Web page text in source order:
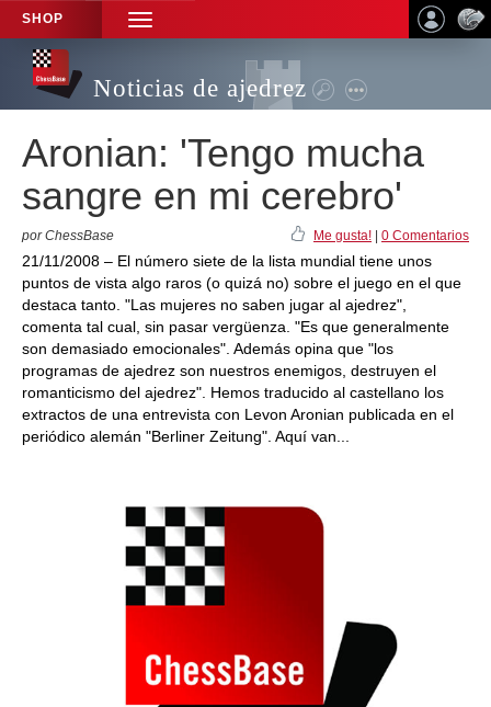
SHOP
TOGGLE
NAVIGATION
Noticias de ajedrez
Aronian: 'Tengo mucha
sangre en mi cerebro'
por ChessBase Me gusta! 0 Comentarios
21/11/2008 – El número siete de la lista mundial tiene unos
puntos de vista algo raros (o quizá no) sobre el juego en el que
destaca tanto. "Las mujeres no saben jugar al ajedrez",
comenta tal cual, sin pasar vergüenza. "Es que generalmente
son demasiado emocionales". Además opina que "los
programas de ajedrez son nuestros enemigos, destruyen el
romanticismo del ajedrez". Hemos traducido al castellano los
extractos de una entrevista con Levon Aronian publicada en el
periódico alemán "Berliner Zeitung". Aquí van...